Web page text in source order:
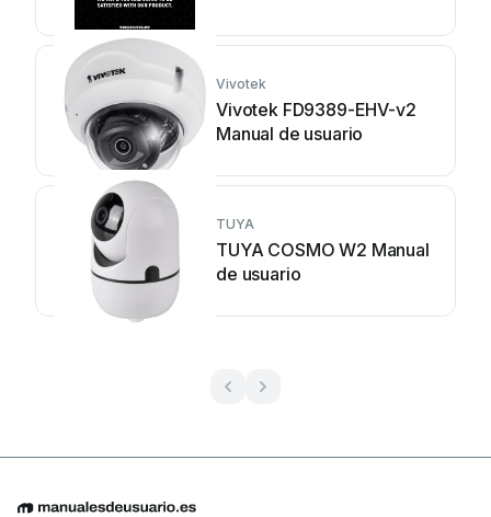
Vivotek
Vivotek FD9389-EHV-v2
Manual de usuario
TUYA
TUYA COSMO W2 Manual
de usuario